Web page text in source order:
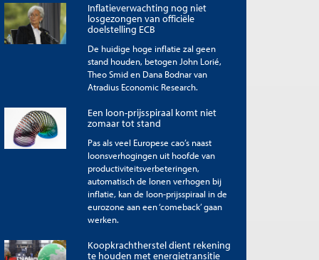
Inflatieverwachting nog niet
losgezongen van officiële
doelstelling ECB
De huidige hoge inflatie zal geen
stand houden, betogen John Lorié,
Theo Smid en Dana Bodnar van
Atradius Economic Research.
Een loon-prijsspiraal komt niet
zomaar tot stand
Pas als veel Europese cao’s naast
loonsverhogingen uit hoofde van
productiviteitsverbeteringen,
automatisch de lonen verhogen bij
inflatie, kan de loon-prijsspiraal in de
eurozone aan een ‘comeback’ gaan
werken.
Koopkrachtherstel dient rekening
te houden met energietransitie